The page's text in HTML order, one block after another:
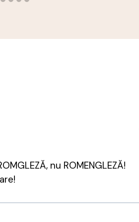
nu ROMENGLEZĂ!